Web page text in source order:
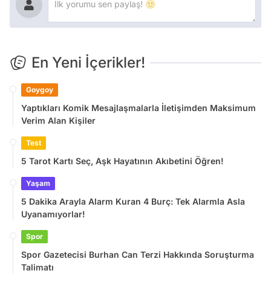
En Yeni İçerikler!
Goygoy
Yaptıkları Komik Mesajlaşmalarla İletişimden Maksimum
Verim Alan Kişiler
Test
5 Tarot Kartı Seç, Aşk Hayatının Akıbetini Öğren!
Yaşam
5 Dakika Arayla Alarm Kuran 4 Burç: Tek Alarmla Asla
Uyanamıyorlar!
Spor
Spor Gazetecisi Burhan Can Terzi Hakkında Soruşturma
Talimatı